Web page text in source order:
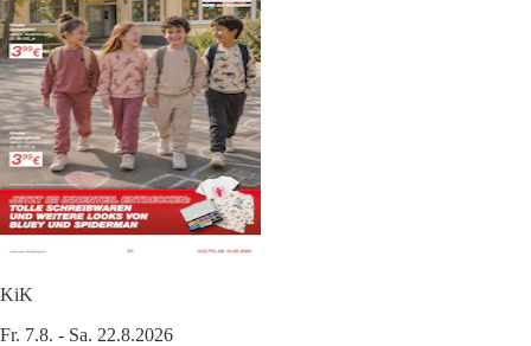
KiK
Fr. 7.8. - Sa. 22.8.2026